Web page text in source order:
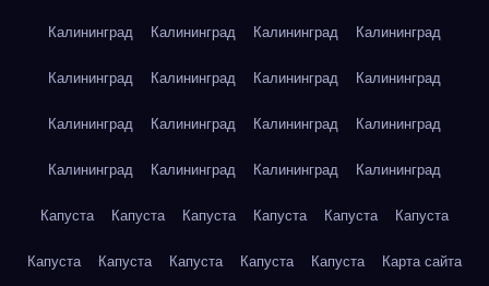
Калининград Калининград Калининград Калининград
Калининград Калининград Калининград Калининград
Калининград Калининград Калининград Калининград
Калининград Калининград Калининград Калининград
Капуста Капуста Капуста Капуста Капуста Капуста
Капуста Капуста Капуста Капуста Капуста Карта сайта